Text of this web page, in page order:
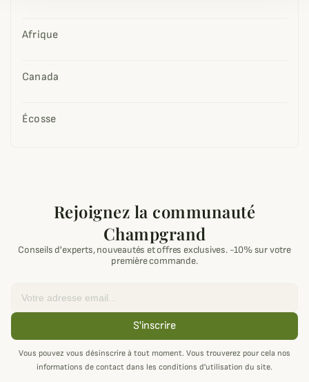
Afrique
Canada
Écosse
Rejoignez la communauté
Champgrand
Conseils d'experts, nouveautés et offres exclusives. -10% sur votre
première commande.
S'inscrire
Vous pouvez vous désinscrire à tout moment. Vous trouverez pour cela nos
informations de contact dans les conditions d'utilisation du site.